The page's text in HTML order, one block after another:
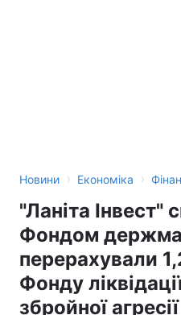
Новини › Економіка ›
"Ланіта Інвест"
Фондом
перерахували
Фонду
збройної агресії